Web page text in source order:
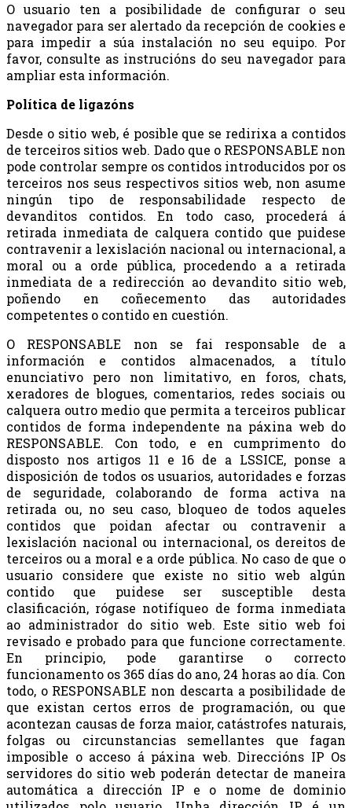
O usuario ten a posibilidade de configurar o seu
navegador para ser alertado da recepción de cookies e
para impedir a súa instalación no seu equipo. Por
favor, consulte as instrucións do seu navegador para
ampliar esta información.
Política de ligazóns
Desde o sitio web, é posible que se redirixa a contidos
de terceiros sitios web. Dado que o RESPONSABLE non
pode controlar sempre os contidos introducidos por os
terceiros nos seus respectivos sitios web, non asume
ningún tipo de responsabilidade respecto de
devanditos contidos. En todo caso, procederá á
retirada inmediata de calquera contido que puidese
contravenir a lexislación nacional ou internacional, a
moral ou a orde pública, procedendo a a retirada
inmediata de a redirección ao devandito sitio web,
poñendo en coñecemento das autoridades
competentes o contido en cuestión.
O RESPONSABLE non se fai responsable de a
información e contidos almacenados, a título
enunciativo pero non limitativo, en foros, chats,
xeradores de blogues, comentarios, redes sociais ou
calquera outro medio que permita a terceiros publicar
contidos de forma independente na páxina web do
RESPONSABLE. Con todo, e en cumprimento do
disposto nos artigos 11 e 16 de a LSSICE, ponse a
disposición de todos os usuarios, autoridades e forzas
de seguridade, colaborando de forma activa na
retirada ou, no seu caso, bloqueo de todos aqueles
contidos que poidan afectar ou contravenir a
lexislación nacional ou internacional, os dereitos de
terceiros ou a moral e a orde pública. No caso de que o
usuario considere que existe no sitio web algún
contido que puidese ser susceptible desta
clasificación, rógase notifíqueo de forma inmediata
ao administrador do sitio web. Este sitio web foi
revisado e probado para que funcione correctamente.
En principio, pode garantirse o correcto
funcionamento os 365 días do ano, 24 horas ao día. Con
todo, o RESPONSABLE non descarta a posibilidade de
que existan certos erros de programación, ou que
acontezan causas de forza maior, catástrofes naturais,
folgas ou circunstancias semellantes que fagan
imposible o acceso á páxina web. Direccións IP Os
servidores do sitio web poderán detectar de maneira
automática a dirección IP e o nome de dominio